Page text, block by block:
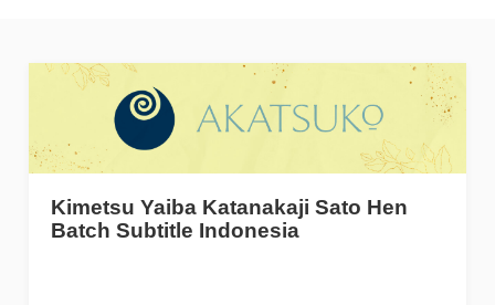
Kimetsu Yaiba Katanakaji Sato Hen
Batch Subtitle Indonesia